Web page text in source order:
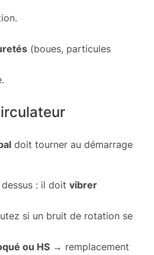
(boues, particules
doit tourner au démarrage
: il doit vibrer
si un bruit de rotation se
ou HS → remplacement